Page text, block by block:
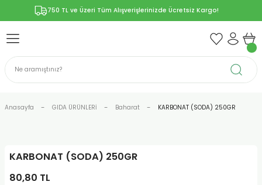
750 TL ve Üzeri Tüm Alışverişlerinizde Ücretsiz Kargo!
Geri Dön
Propolis
Geri Dön
Geri Dön
Geri Dön
KAPSÜLLER
Geri Dön
Anasayfa GIDA ÜRÜNLERİ Baharat KARBONAT (SODA) 250GR
KARBONAT (SODA) 250GR
80,80 TL